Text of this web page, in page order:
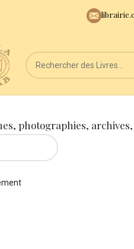
photographies,